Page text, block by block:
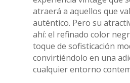
atraerá a aquellos que
auténtico. Pero su
ahí: el refinado color
toque de sofisticación
convirtiéndolo en una
cualquier entorno